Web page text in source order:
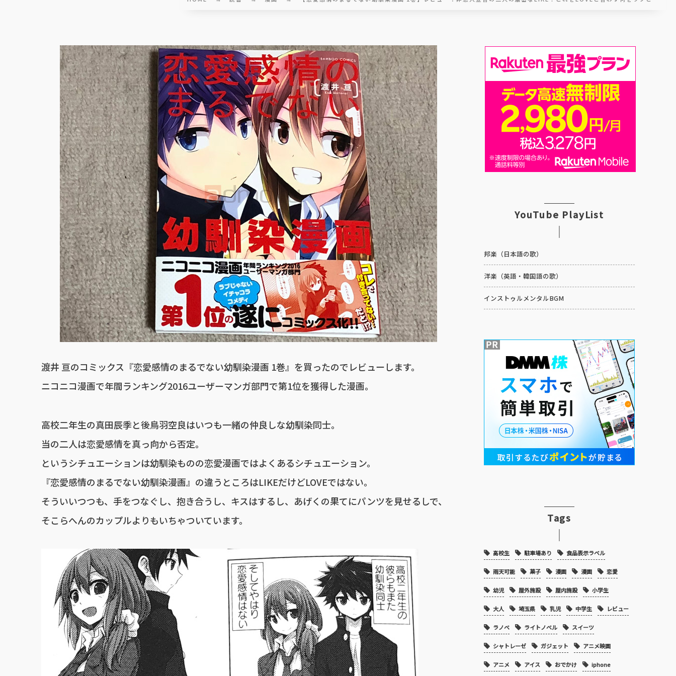
渡井 亘のコミックス『恋愛感情のまるでない幼馴染漫画 1巻』を買ったのでレビューします。
ニコニコ漫画で年間ランキング2016ユーザーマンガ部門で第1位を獲得した漫画。
高校二年生の真田辰季と後鳥羽空良はいつも一緒の仲良しな幼馴染同士。
当の二人は恋愛感情を真っ向から否定。
というシチュエーションは幼馴染ものの恋愛漫画ではよくあるシチュエーション。
『恋愛感情のまるでない幼馴染漫画』の違うところはLIKEだけどLOVEではない。
そういいつつも、手をつなぐし、抱き合うし、キスはするし、あげくの果てにパンツを見せるしで、
そこらへんのカップルよりもいちゃついています。
YouTube PlayList
邦楽（日本語の歌）
洋楽（英語・韓国語の歌）
インストゥルメンタルBGM
Tags
高校生 駐車場あり 食品表示ラベル
雨天可能 菓子 漫画 漫画 恋愛
幼児 屋外施設 屋内施設 小学生
大人 埼玉県 乳児 中学生 レビュー
ラノベ ライトノベル スイーツ
シャトレーゼ ガジェット アニメ映画
アニメ アイス おでかけ iphone